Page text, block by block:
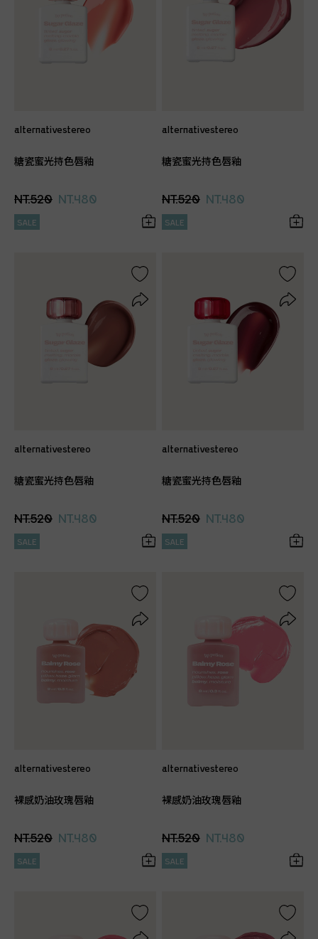
alternativestereo
糖瓷蜜光持色唇釉
NT.520 NT.480
SALE
alternativestereo
糖瓷蜜光持色唇釉
NT.520 NT.480
SALE
alternativestereo
糖瓷蜜光持色唇釉
NT.520 NT.480
SALE
alternativestereo
糖瓷蜜光持色唇釉
NT.520 NT.480
SALE
alternativestereo
裸感奶油玫瑰唇釉
NT.520 NT.480
SALE
alternativestereo
裸感奶油玫瑰唇釉
NT.520 NT.480
SALE